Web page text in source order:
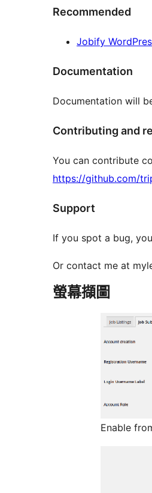
Recommended
Jobify
Documentation
Documentation will
Contributing and
You can contribute
https://github.com/
Support
If you spot a bug,
Or contact me at
螢幕擷圖
Enable